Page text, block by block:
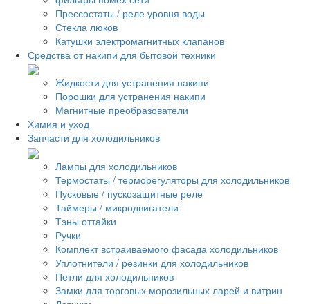
Прессостаты / реле уровня воды
Стекла люков
Катушки электромагнитных клапанов
Средства от накипи для бытовой техники
Жидкости для устранения накипи
Порошки для устранения накипи
Магнитные преобразователи
Химия и уход
Запчасти для холодильников
Лампы для холодильников
Термостаты / терморегуляторы для холодильников
Пусковые / пускозащитные реле
Таймеры / микродвигатели
Тэны оттайки
Ручки
Комплект встраиваемого фасада холодильников
Уплотнители / резинки для холодильников
Петли для холодильников
Замки для торговых морозильных ларей и витрин